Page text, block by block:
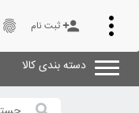
Toggle
navigation
person_add ثبت نام fingerprint
دسته بندی کالا